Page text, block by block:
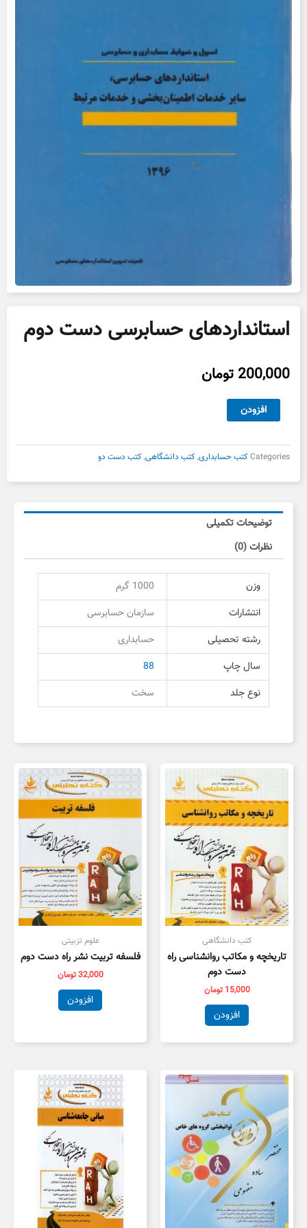
استانداردهای حسابرسی دست دوم
200,000 تومان
استانداردهای
حسابرسی
دوم
افزودن
Categoriesکتب حسابداری,کتب دانشگاهی,کتب دست دو
توضیحات تکمیلی
نظرات (0)
وزن
1000 گرم
انتشارات
سازمان حسابرسی
رشته تحصیلی
حسابداری
سال چاپ
88
نوع جلد
سخت
کتب دانشگاهی
تاریخچه و مکاتب روانشناسی راه
دست دوم
15,000 تومان
افزودن
علوم تزبیتی
فلسفه تربیت نشر راه دست دوم
32,000تومان
افزودن